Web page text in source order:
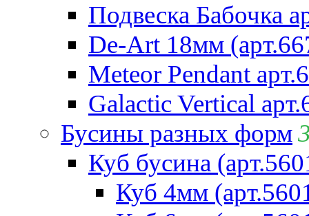
Подвеска Бабочка
De-Art 18мм
Meteor Pendant
Galactic Vertical
Бусины разных форм
Куб бусина
Куб 4мм